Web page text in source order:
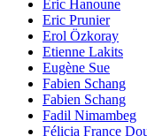
Eric Hanoune
Eric Prunier
Erol Özkoray
Etienne Lakits
Eugène Sue
Fabien Schang
Fabien Schang
Fadil Nimambeg
Félicia France